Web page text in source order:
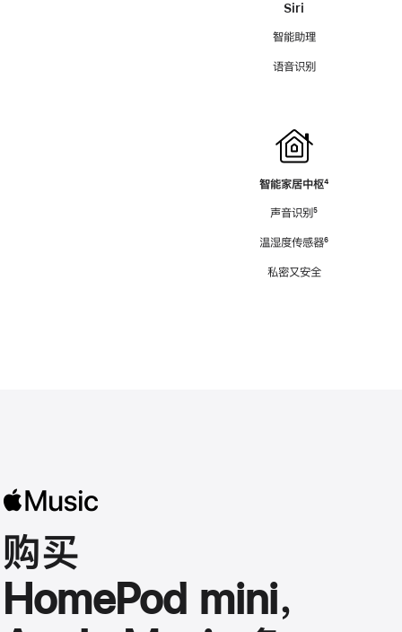
Siri
智能助理
语音识别
智能家居中枢脚
⁴
声音识别脚
⁵
温湿度传感器脚
⁶
私密又安全
购买
HomePod mini，